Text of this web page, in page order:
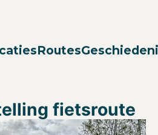
Routes
fietsroute